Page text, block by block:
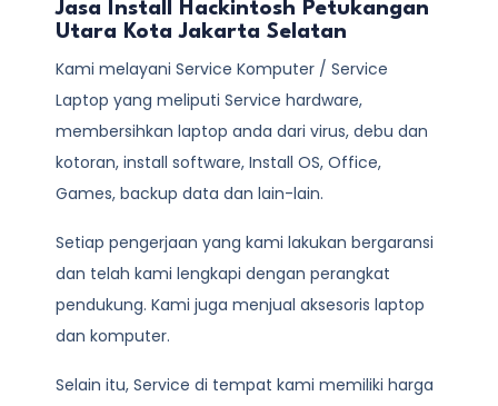
Jasa Install Hackintosh Petukangan
Utara Kota Jakarta Selatan
Kami melayani Service Komputer / Service
Laptop yang meliputi Service hardware,
membersihkan laptop anda dari virus, debu dan
kotoran, install software, Install OS, Office,
Games, backup data dan lain-lain.
Setiap pengerjaan yang kami lakukan bergaransi
dan telah kami lengkapi dengan perangkat
pendukung. Kami juga menjual aksesoris laptop
dan komputer.
Selain itu, Service di tempat kami memiliki harga